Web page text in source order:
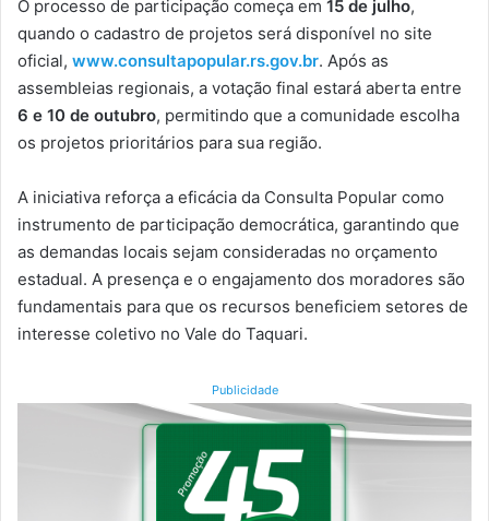
O processo de participação começa em 15 de julho,
quando o cadastro de projetos será disponível no site
oficial, www.consultapopular.rs.gov.br. Após as
assembleias regionais, a votação final estará aberta entre
6 e 10 de outubro, permitindo que a comunidade escolha
os projetos prioritários para sua região.
A iniciativa reforça a eficácia da Consulta Popular como
instrumento de participação democrática, garantindo que
as demandas locais sejam consideradas no orçamento
estadual. A presença e o engajamento dos moradores são
fundamentais para que os recursos beneficiem setores de
interesse coletivo no Vale do Taquari.
Publicidade